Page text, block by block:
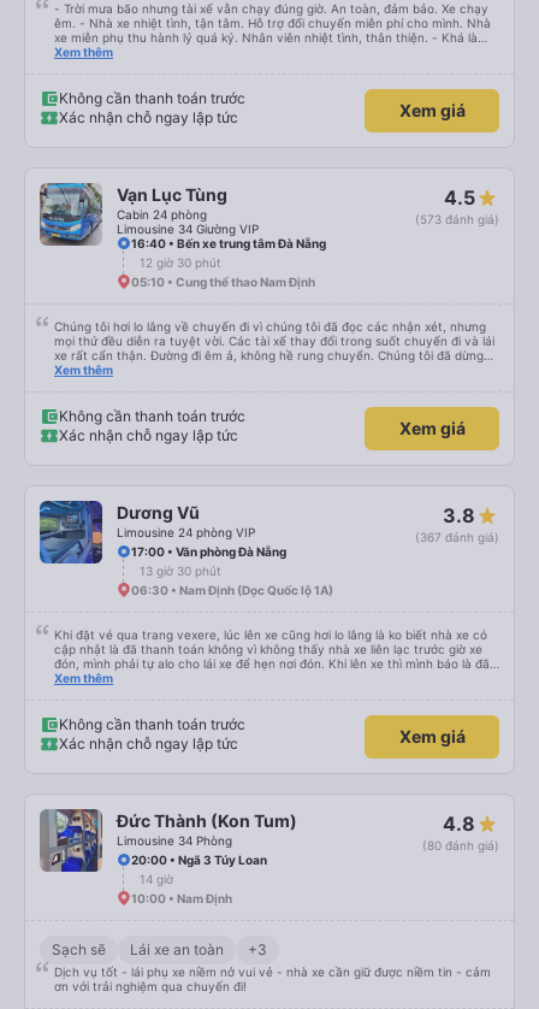
- Trời mưa bão nhưng tài xế vẫn chạy đúng giờ. An toàn, đảm bảo. Xe chạy
êm. - Nhà xe nhiệt tình, tận tâm. Hỗ trợ đổi chuyến miễn phí cho mình. Nhà
xe miễn phụ thu hành lý quá ký. Nhân viên nhiệt tình, thân thiện. - Khá là
thích tài xế. Lái xe an toàn. Chu đáo, thân thiện, nhiệt tình. - Xe ngồi thoải
Xem thêm
Không cần thanh toán trước
Xác nhận chỗ ngay lập tức
Xem giá
Vạn Lục Tùng
Cabin 24 phòng
Limousine 34 Giường VIP
4.5
(573 đánh giá)
16:40 • Bến xe trung tâm Đà Nẵng
12 giờ 30 phút
05:10 • Cung thể thao Nam Định
Chúng tôi hơi lo lắng về chuyến đi vì chúng tôi đã đọc các nhận xét, nhưng
mọi thứ đều diễn ra tuyệt vời. Các tài xế thay đổi trong suốt chuyến đi và lái
xe rất cẩn thận. Đường đi êm ả, không hề rung chuyển. Chúng tôi đã dừng
đủ số lần để đi vệ sinh và dừng lại để ăn tối. Nhìn chung, ghế ngồi có thể hơi
Xem thêm
Không cần thanh toán trước
Xác nhận chỗ ngay lập tức
Xem giá
Dương Vũ
Limousine 24 phòng VIP
3.8
(367 đánh giá)
17:00 • Văn phòng Đà Nẵng
13 giờ 30 phút
06:30 • Nam Định (Dọc Quốc lộ 1A)
Khi đặt vé qua trang vexere, lúc lên xe cũng hơi lo lắng là ko biết nhà xe có
cập nhật là đã thanh toán không vì không thấy nhà xe liên lạc trước giờ xe
đón, mình phải tự alo cho lái xe để hẹn nơi đón. Khi lên xe thì mình báo là đã
mua qua trang vexere thì lúc đó nhà xe mới kiểm tra và OK. Như vậy, nếu
Xem thêm
Không cần thanh toán trước
Xác nhận chỗ ngay lập tức
Xem giá
Đức Thành (Kon Tum)
Limousine 34 Phòng
4.8
(80 đánh giá)
20:00 • Ngã 3 Túy Loan
14 giờ
10:00 • Nam Định
Sạch sẽ Lái xe an toàn +3
Dịch vụ tốt - lái phụ xe niềm nở vui vẻ - nhà xe cần giữ được niềm tin - cảm
ơn với trải nghiệm qua chuyến đi!